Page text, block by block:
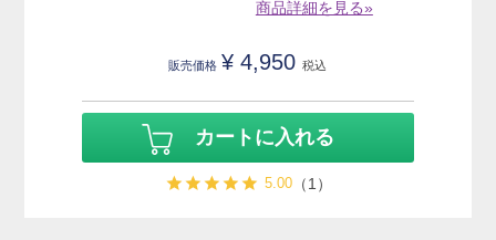
商品詳細を見る»
販売価格 ¥ 4,950 税込
カートに入れる
5.00（1）